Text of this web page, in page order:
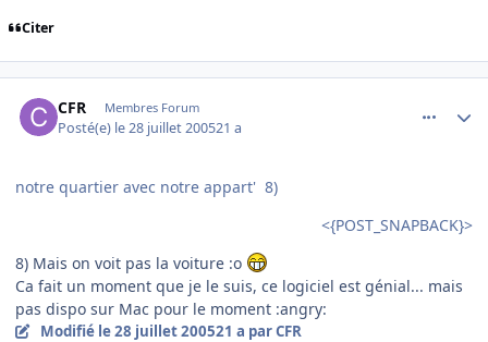
Citer
CFR Membres Forum
Posté(e) le 28 juillet 200521 a
notre quartier avec notre appart' 8)
<{POST_SNAPBACK}>
8) Mais on voit pas la voiture :o
Ca fait un moment que je le suis, ce logiciel est génial... mais
pas dispo sur Mac pour le moment :angry:
Modifié le 28 juillet 200521 a par CFR